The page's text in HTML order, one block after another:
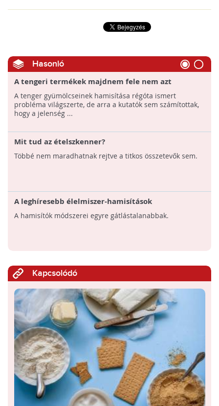
Hasonló
A tengeri termékek majdnem fele nem azt
tartalmazza, amit ígér
A tenger gyümölcseinek hamisítása régóta ismert
probléma világszerte, de arra a kutatók sem számítottak,
hogy a jelenség ...
Mit tud az ételszkenner?
Többé nem maradhatnak rejtve a titkos összetevők sem.
A leghíresebb élelmiszer-hamisítások
Magyarországon és külföldön
A hamisítók módszerei egyre gátlástalanabbak.
Kapcsolódó